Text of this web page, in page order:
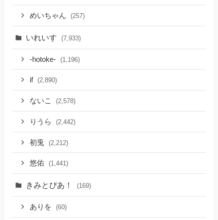
めいちゃん (257)
いれいす (7,933)
-hotoke- (1,196)
if (2,890)
ないこ (2,578)
りうら (2,442)
初兎 (2,212)
悠佑 (1,441)
きみとぴあ！ (169)
ありを (60)